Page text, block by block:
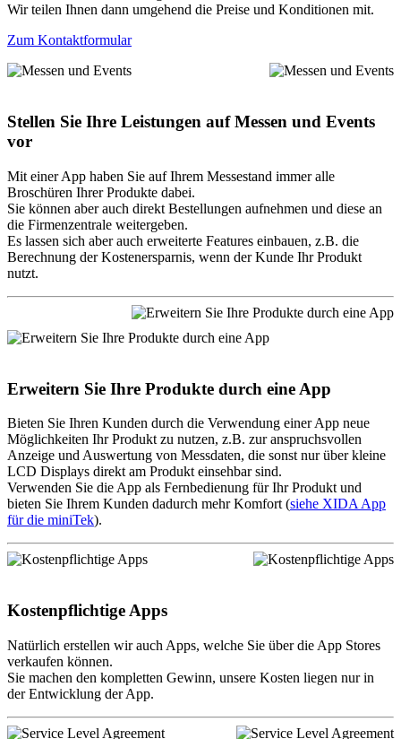
Wir teilen Ihnen dann umgehend die Preise und Konditionen mit.
Zum Kontaktformular
Stellen Sie Ihre Leistungen auf Messen und Events
vor
Mit einer App haben Sie auf Ihrem Messestand immer alle
Broschüren Ihrer Produkte dabei.
Sie können aber auch direkt Bestellungen aufnehmen und diese an
die Firmenzentrale weitergeben.
Es lassen sich aber auch erweiterte Features einbauen, z.B. die
Berechnung der Kostenersparnis, wenn der Kunde Ihr Produkt
nutzt.
Erweitern Sie Ihre Produkte durch eine App
Bieten Sie Ihren Kunden durch die Verwendung einer App neue
Möglichkeiten Ihr Produkt zu nutzen, z.B. zur anspruchsvollen
Anzeige und Auswertung von Messdaten, die sonst nur über kleine
LCD Displays direkt am Produkt einsehbar sind.
Verwenden Sie die App als Fernbedienung für Ihr Produkt und
bieten Sie Ihrem Kunden dadurch mehr Komfort (siehe XIDA App
für die miniTek).
Kostenpflichtige Apps
Natürlich erstellen wir auch Apps, welche Sie über die App Stores
verkaufen können.
Sie machen den kompletten Gewinn, unsere Kosten liegen nur in
der Entwicklung der App.